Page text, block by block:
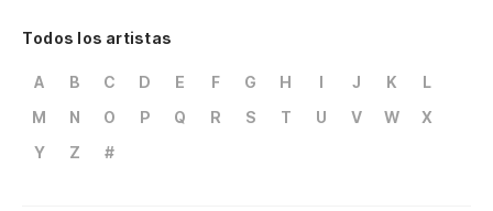
Todos los artistas
A B C D E F G H I J K
L
M
N O P Q R S T U V W
X
Y
Z #